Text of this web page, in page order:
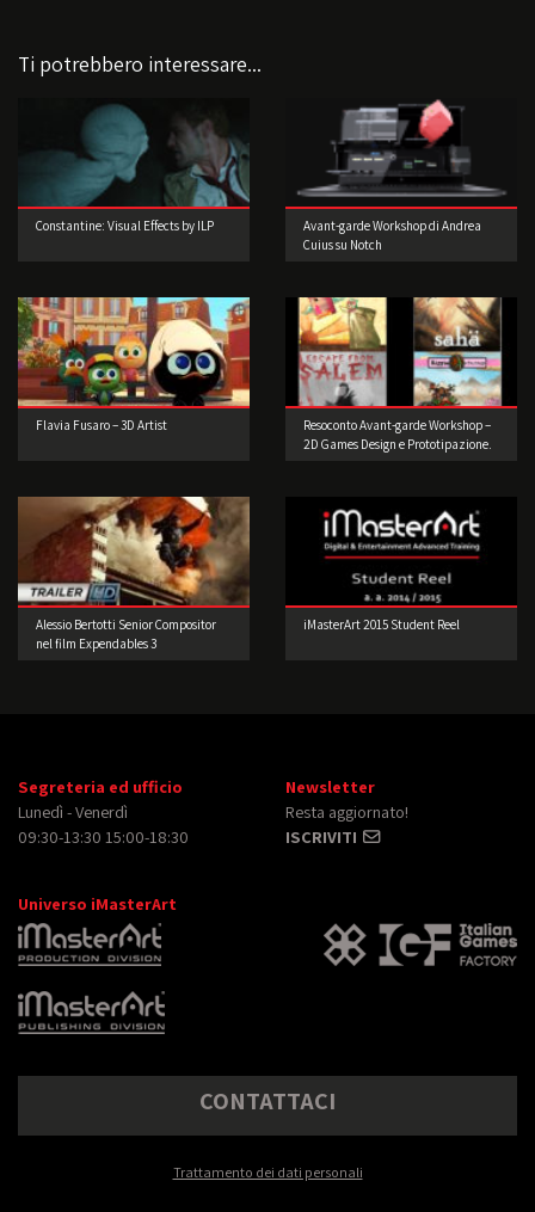
Ti potrebbero interessare...
Constantine: Visual Effects by ILP
Avant-garde Workshop di Andrea
Cuius su Notch
Flavia Fusaro – 3D Artist
Resoconto Avant-garde Workshop –
2D Games Design e Prototipazione.
Alessio Bertotti Senior Compositor
nel film Expendables 3
iMasterArt 2015 Student Reel
Segreteria ed ufficio
Lunedì - Venerdì
09:30-13:30 15:00-18:30
Newsletter
Resta aggiornato!
ISCRIVITI
Universo iMasterArt
CONTATTACI
Trattamento dei dati personali